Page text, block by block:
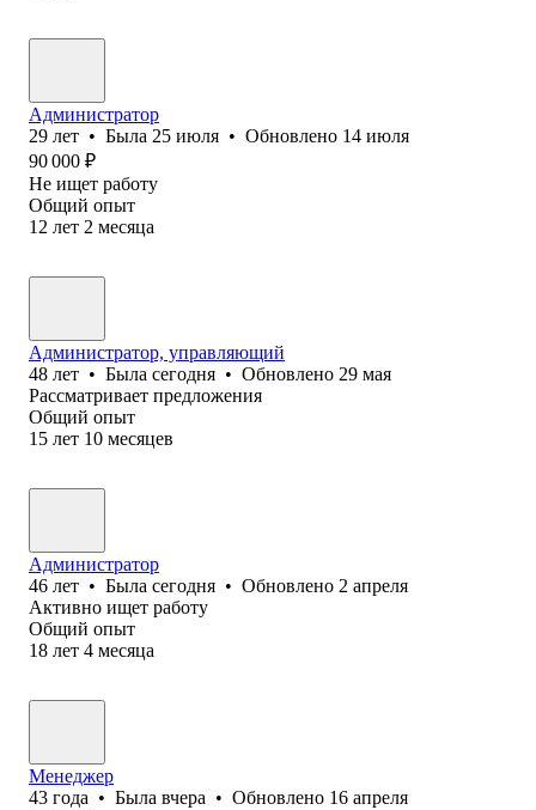
Администратор
29 лет • Была 25 июля • Обновлено 14 июля
90 000 ₽
Не ищет работу
Общий опыт
12 лет 2 месяца
Администратор, управляющий
48 лет • Была сегодня • Обновлено 29 мая
Рассматривает предложения
Общий опыт
15 лет 10 месяцев
Администратор
46 лет • Была сегодня • Обновлено 2 апреля
Активно ищет работу
Общий опыт
18 лет 4 месяца
Менеджер
43 года • Была вчера • Обновлено 16 апреля